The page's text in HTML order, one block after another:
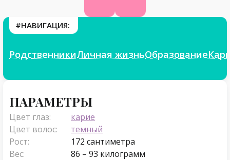
#НАВИГАЦИЯ:
РодственникиЛичная жизньОбразование
ПАРАМЕТРЫ
Цвет глаз:
карие
Цвет волос:
темный
Рост:
172 сантиметра
Вес:
86 – 93 килограмм